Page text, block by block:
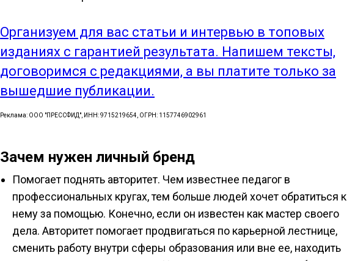
Организуем для вас статьи и интервью в топовых
изданиях с гарантией результата. Напишем тексты,
договоримся с редакциями, а вы платите только за
вышедшие публикации.
Реклама: ООО "ПРЕССФИД", ИНН: 9715219654, ОГРН: 1157746902961
Зачем нужен личный бренд
Помогает поднять авторитет. Чем известнее педагог в
профессиональных кругах, тем больше людей хочет обратиться к
нему за помощью. Конечно, если он известен как мастер своего
дела. Авторитет помогает продвигаться по карьерной лестнице,
сменить работу внутри сферы образования или вне ее, находить